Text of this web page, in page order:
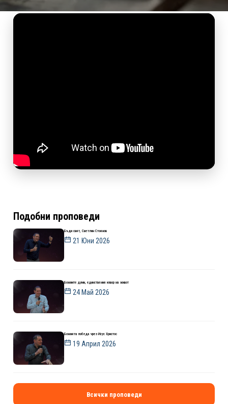
Подобни проповеди
Бъди свят, Светлин Стоянов
21 Юни 2026
Божиите думи, единствения извор на живот
24 Май 2026
Божията победа чрез Исус Христос
19 Април 2026
Всички проповеди